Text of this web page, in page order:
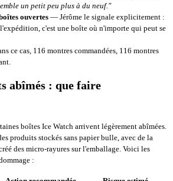
un petit peu plus à du neuf."
ouvertes — Jérôme le signale explicitement :
c'est une boîte où n'importe qui peut se
ce cas, 116 montres commandées, 116 montres
abîmés : que faire
boîtes Ice Watch arrivent légèrement abîmées.
produits stockés sans papier bulle, avec de la
des micro-rayures sur l'emballage. Voici les
: